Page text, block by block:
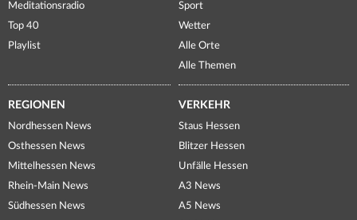
Meditationsradio
Top 40
Playlist
Sport
Wetter
Alle Orte
Alle Themen
REGIONEN
Nordhessen News
Osthessen News
Mittelhessen News
Rhein-Main News
Südhessen News
VERKEHR
Staus Hessen
Blitzer Hessen
Unfälle Hessen
A3 News
A5 News